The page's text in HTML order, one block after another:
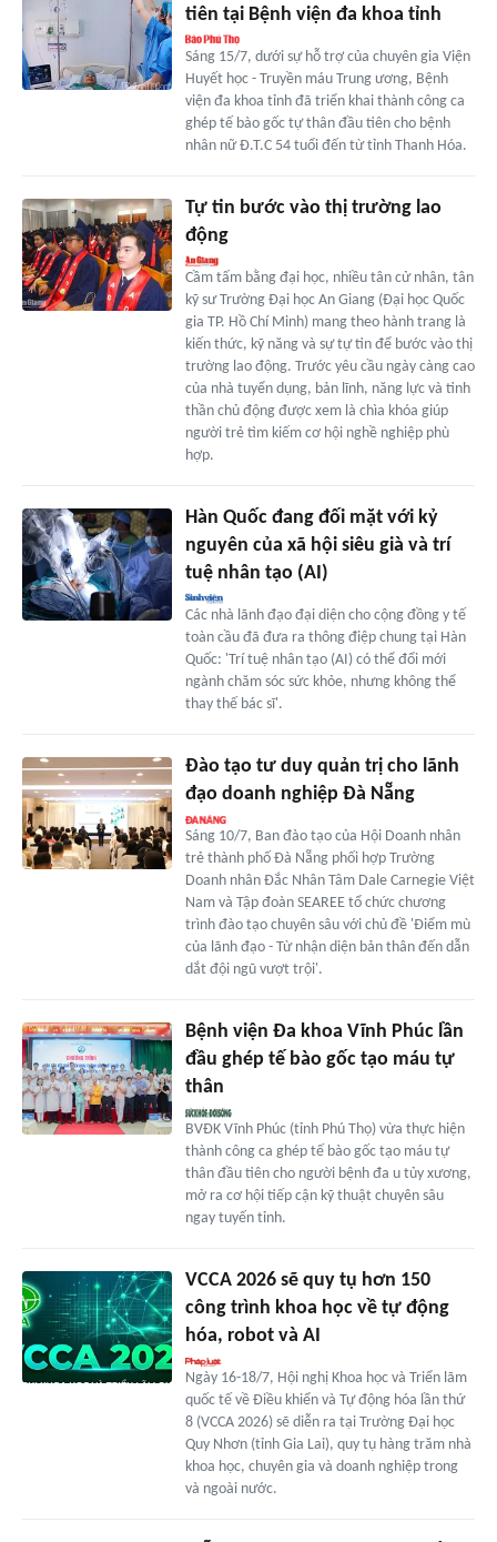
tiên tại Bệnh viện đa khoa tỉnh
Sáng 15/7, dưới sự hỗ trợ của chuyên gia Viện
Huyết học - Truyền máu Trung ương, Bệnh
viện đa khoa tỉnh đã triển khai thành công ca
ghép tế bào gốc tự thân đầu tiên cho bệnh
nhân nữ Đ.T.C 54 tuổi đến từ tỉnh Thanh Hóa.
Tự tin bước vào thị trường lao
động
Cầm tấm bằng đại học, nhiều tân cử nhân, tân
kỹ sư Trường Đại học An Giang (Đại học Quốc
gia TP. Hồ Chí Minh) mang theo hành trang là
kiến thức, kỹ năng và sự tự tin để bước vào thị
trường lao động. Trước yêu cầu ngày càng cao
của nhà tuyển dụng, bản lĩnh, năng lực và tinh
thần chủ động được xem là chìa khóa giúp
người trẻ tìm kiếm cơ hội nghề nghiệp phù
hợp.
Hàn Quốc đang đối mặt với kỷ
nguyên của xã hội siêu già và trí
tuệ nhân tạo (AI)
Các nhà lãnh đạo đại diện cho cộng đồng y tế
toàn cầu đã đưa ra thông điệp chung tại Hàn
Quốc: 'Trí tuệ nhân tạo (AI) có thể đổi mới
ngành chăm sóc sức khỏe, nhưng không thể
thay thế bác sĩ'.
Đào tạo tư duy quản trị cho lãnh
đạo doanh nghiệp Đà Nẵng
Sáng 10/7, Ban đào tạo của Hội Doanh nhân
trẻ thành phố Đà Nẵng phối hợp Trường
Doanh nhân Đắc Nhân Tâm Dale Carnegie Việt
Nam và Tập đoàn SEAREE tổ chức chương
trình đào tạo chuyên sâu với chủ đề 'Điểm mù
của lãnh đạo - Từ nhận diện bản thân đến dẫn
dắt đội ngũ vượt trội'.
Bệnh viện Đa khoa Vĩnh Phúc lần
đầu ghép tế bào gốc tạo máu tự
thân
BVĐK Vĩnh Phúc (tỉnh Phú Thọ) vừa thực hiện
thành công ca ghép tế bào gốc tạo máu tự
thân đầu tiên cho người bệnh đa u tủy xương,
mở ra cơ hội tiếp cận kỹ thuật chuyên sâu
ngay tuyến tỉnh.
VCCA 2026 sẽ quy tụ hơn 150
công trình khoa học về tự động
hóa, robot và AI
Ngày 16-18/7, Hội nghị Khoa học và Triển lãm
quốc tế về Điều khiển và Tự động hóa lần thứ
8 (VCCA 2026) sẽ diễn ra tại Trường Đại học
Quy Nhơn (tỉnh Gia Lai), quy tụ hàng trăm nhà
khoa học, chuyên gia và doanh nghiệp trong
và ngoài nước.